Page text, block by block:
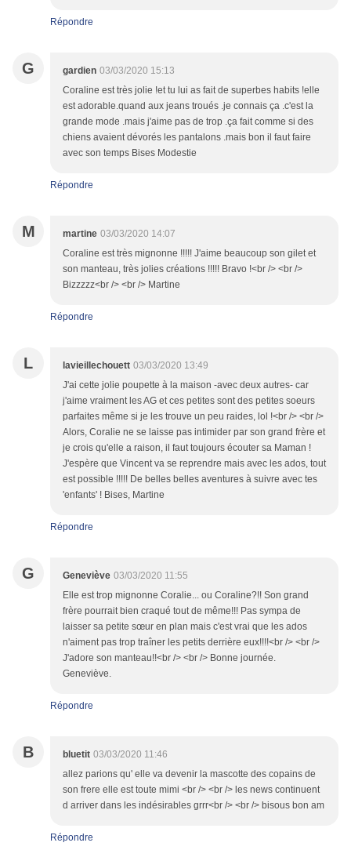
Répondre
G gardien 03/03/2020 15:13
Coraline est très jolie !et tu lui as fait de superbes habits !elle
est adorable.quand aux jeans troués .je connais ça .c'est la
grande mode .mais j'aime pas de trop .ça fait comme si des
chiens avaient dévorés les pantalons .mais bon il faut faire
avec son temps Bises Modestie
Répondre
M martine 03/03/2020 14:07
Coraline est très mignonne !!!!! J'aime beaucoup son gilet et
son manteau, très jolies créations !!!!! Bravo !<br /> <br />
Bizzzzz<br /> <br /> Martine
Répondre
L lavieillechouett 03/03/2020 13:49
J'ai cette jolie poupette à la maison -avec deux autres- car
j'aime vraiment les AG et ces petites sont des petites soeurs
parfaites même si je les trouve un peu raides, lol !<br /> <br />
Alors, Coralie ne se laisse pas intimider par son grand frère et
je crois qu'elle a raison, il faut toujours écouter sa Maman !
J'espère que Vincent va se reprendre mais avec les ados, tout
est possible !!!!! De belles belles aventures à suivre avec tes
'enfants' ! Bises, Martine
Répondre
G Geneviève 03/03/2020 11:55
Elle est trop mignonne Coralie... ou Coraline?!! Son grand
frère pourrait bien craqué tout de même!!! Pas sympa de
laisser sa petite sœur en plan mais c'est vrai que les ados
n'aiment pas trop traîner les petits derrière eux!!!!<br /> <br />
J'adore son manteau!!<br /> <br /> Bonne journée.
Geneviève.
Répondre
B bluetit 03/03/2020 11:46
allez parions qu' elle va devenir la mascotte des copains de
son frere elle est toute mimi <br /> <br /> les news continuent
d arriver dans les indésirables grrr<br /> <br /> bisous bon am
Répondre